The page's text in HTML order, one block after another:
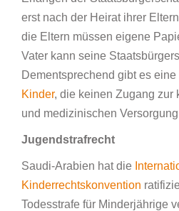
erst nach der Heirat ihrer
die Eltern müssen eigene
Vater kann seine
Dementsprechend gibt es eine
Kinder, die keinen Zugang zur
und medizinischen
Jugendstrafrecht
Saudi-Arabien hat die
Kinderrechtskonvention
Todesstrafe für Minderjährige